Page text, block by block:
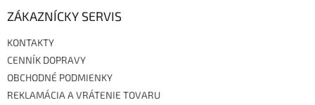
ZÁKAZNÍCKY SERVIS
KONTAKTY
CENNÍK DOPRAVY
OBCHODNÉ PODMIENKY
REKLAMÁCIA A VRÁTENIE TOVARU